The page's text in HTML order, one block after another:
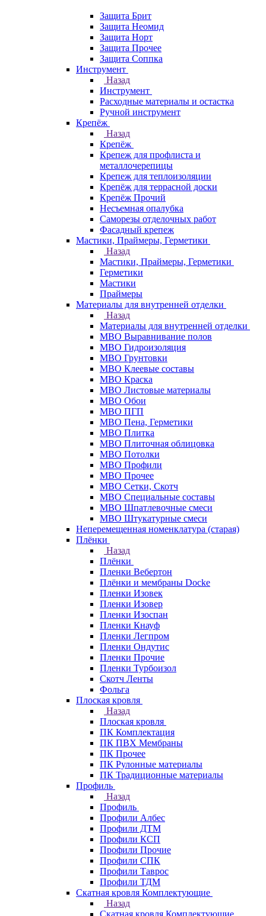
Защита Брит
Защита Неомид
Защита Норт
Защита Прочее
Защита Соппка
Инструмент
Назад
Инструмент
Расходные материалы и остастка
Ручной инструмент
Крепёж
Назад
Крепёж
Крепеж для профлиста и
металлочерепицы
Крепеж для теплоизоляции
Крепёж для террасной доски
Крепёж Прочий
Несъемная опалубка
Саморезы отделочных работ
Фасадный крепеж
Мастики, Праймеры, Герметики
Назад
Мастики, Праймеры, Герметики
Герметики
Мастики
Праймеры
Материалы для внутренней отделки
Назад
Материалы для внутренней отделки
МВО Выравнивание полов
МВО Гидроизоляция
МВО Грунтовки
МВО Клеевые составы
МВО Краска
МВО Листовые материалы
МВО Обои
МВО ПГП
МВО Пена, Герметики
МВО Плитка
МВО Плиточная облицовка
МВО Потолки
МВО Профили
МВО Прочее
МВО Сетки, Скотч
МВО Специальные составы
МВО Шпатлевочные смеси
МВО Штукатурные смеси
Неперемещенная номенклатура (старая)
Плёнки
Назад
Плёнки
Пленки Вебертон
Плёнки и мембраны Docke
Пленки Изовек
Пленки Изовер
Пленки Изоспан
Пленки Кнауф
Пленки Легпром
Пленки Ондутис
Пленки Прочие
Пленки Турбоизол
Скотч Ленты
Фольга
Плоская кровля
Назад
Плоская кровля
ПК Комплектация
ПК ПВХ Мембраны
ПК Прочее
ПК Рулонные материалы
ПК Традиционные материалы
Профиль
Назад
Профиль
Профили Албес
Профили ДТМ
Профили КСП
Профили Прочие
Профили СПК
Профили Таврос
Профили ТДМ
Скатная кровля Комплектующие
Назад
Скатная кровля Комплектующие